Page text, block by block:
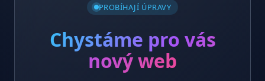
PROBÍHAJÍ ÚPRAVY
Chystáme pro vás
nový web